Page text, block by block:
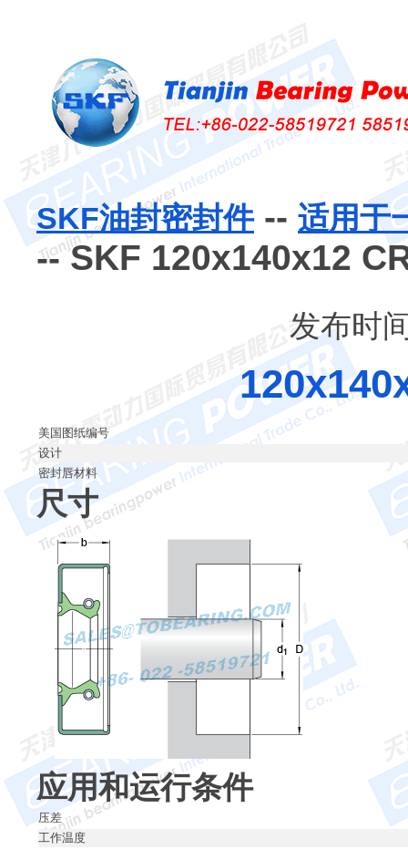
SKF油封密封件-- 适用于
-- SKF 120x140x12
发布时
美国图纸编号
设计
密封唇材料
尺寸
应用和运行条件
压差
工作温度